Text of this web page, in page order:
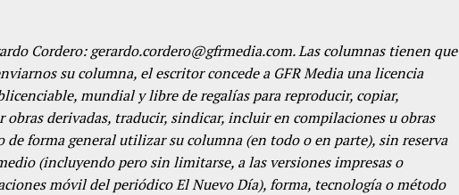
Cordero: gerardo.cordero@gfrmedia.com. Las columnas tienen que
su columna, el escritor concede a GFR Media una licencia
mundial y libre de regalías para reproducir, copiar,
derivadas, traducir, sindicar, incluir en compilaciones u obras
de forma general utilizar su columna (en todo o en parte), sin reserva
(incluyendo pero sin limitarse, a las versiones impresas o
móvil del periódico El Nuevo Día), forma, tecnología o método